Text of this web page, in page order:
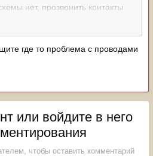
нет, прозвонить контакты
где-то обрыв провода
По шнурку
прежнему-40 градусов. Но тест
что где-то обрыв. Тачстрим,
(ключи слетели), а автоком
читает. Особенно дизельную.
где то проблема с проводами
или войдите в него
чтобы оставить комментарий